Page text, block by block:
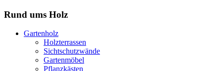
Rund ums Holz
Gartenholz
Holzterrassen
Sichtschutzwände
Gartenmöbel
Pflanzkästen